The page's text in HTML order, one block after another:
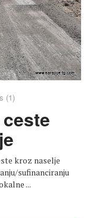
(1)
kroz naselje
sufinanciranju
...